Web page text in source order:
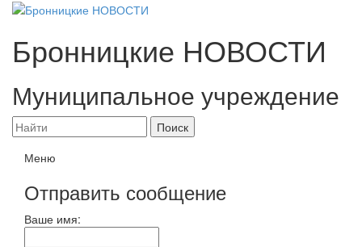
Бронницкие НОВОСТИ
Муниципальное учреждение
Меню
Отправить сообщение
Ваше имя: